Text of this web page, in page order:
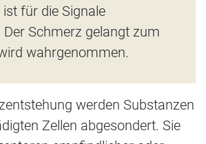
für die Signale
Schmerz gelangt zum
wahrgenommen.
werden Substanzen
Zellen abgesondert. Sie